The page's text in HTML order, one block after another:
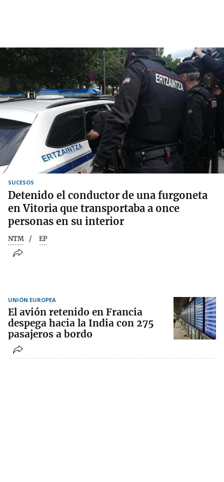
SUCESOS
Detenido el conductor de una furgoneta
en Vitoria que transportaba a once
personas en su interior
NTM EP
UNIÓN EUROPEA
El avión retenido en Francia
despega hacia la India con 275
pasajeros a bordo